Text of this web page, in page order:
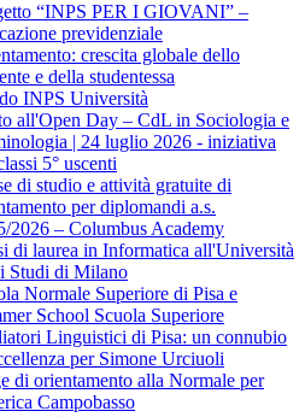
“INPS PER I GIOVANI” –
previdenziale
crescita globale dello
e della studentessa
INPS Università
all'Open Day – CdL in Sociologia e
| 24 luglio 2026 - iniziativa
5° uscenti
di studio e attività gratuite di
per diplomandi a.s.
2026 – Columbus Academy
di laurea in Informatica all'Università
Studi di Milano
Normale Superiore di Pisa e
School Scuola Superiore
Linguistici di Pisa: un connubio
per Simone Urciuoli
di orientamento alla Normale per
Campobasso